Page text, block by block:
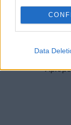
Data
©